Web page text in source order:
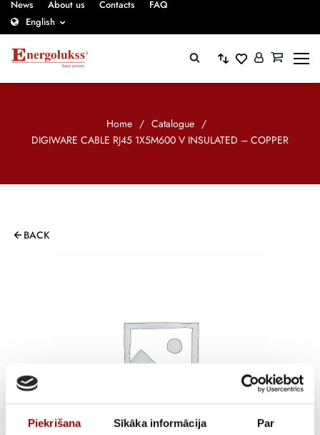
Piekrišana Sīkāka informācija Par
News About us Contacts
FAQ
English
Home / Catalogue /
DIGIWARE CABLE RJ45 1X5M600 V INSULATED – COPPER
BACK